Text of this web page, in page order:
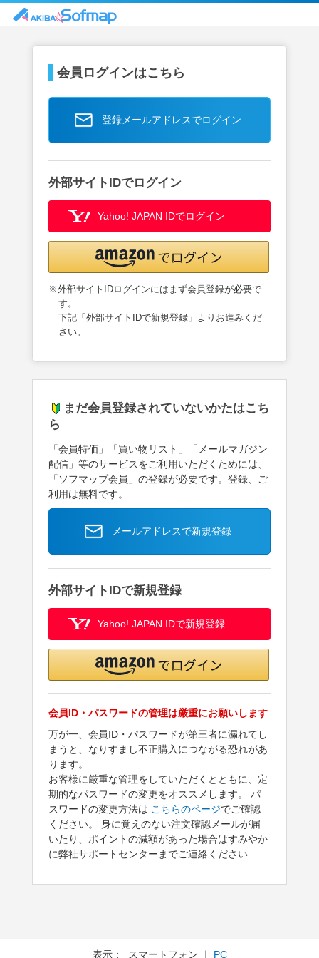
会員ログインはこちら
登録メールアドレスでログイン
外部サイトIDでログイン
Yahoo! JAPAN IDでログイン
※外部サイトIDログインにはまず会員登録が必要で
す。
下記「外部サイトIDで新規登録」よりお進みくだ
さい。
まだ会員登録されていないかたはこち
ら
「会員特価」「買い物リスト」「メールマガジン
配信」等のサービスをご利用いただくためには、
「ソフマップ会員」の登録が必要です。登録、ご
利用は無料です。
メールアドレスで新規登録
外部サイトIDで新規登録
Yahoo! JAPAN IDで新規登録
会員ID・パスワードの管理は厳重にお願いします
万が一、会員ID・パスワードが第三者に漏れてし
まうと、なりすまし不正購入につながる恐れがあ
ります。
お客様に厳重な管理をしていただくとともに、定
期的なパスワードの変更をオススメします。 パ
スワードの変更方法は こちらのページでご確認
ください。 身に覚えのない注文確認メールが届
いたり、ポイントの減額があった場合はすみやか
に弊社サポートセンターまでご連絡ください
表示： スマートフォン ｜ PC